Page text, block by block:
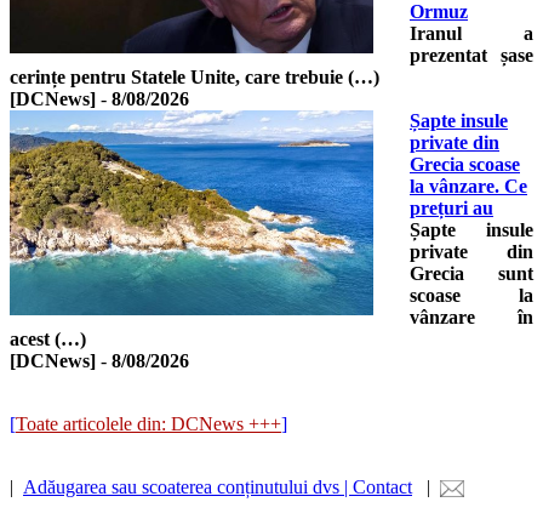
Ormuz
Iranul a
prezentat șase
cerințe pentru Statele Unite, care trebuie (…)
[DCNews] - 8/08/2026
Șapte insule
private din
Grecia scoase
la vânzare. Ce
prețuri au
Șapte insule
private din
Grecia sunt
scoase la
vânzare în
acest (…)
[DCNews] - 8/08/2026
[Toate articolele din: DCNews +++]
| Adăugarea sau scoaterea conținutului dvs | Contact |